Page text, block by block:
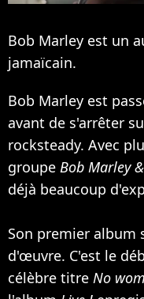
Bob Marley est un
jamaïcain.
Bob Marley est
avant de s'arrêter
rocksteady. Avec
groupe Bob Marley
déjà beaucoup
Son premier album
d'œuvre. C'est le
célèbre titre No